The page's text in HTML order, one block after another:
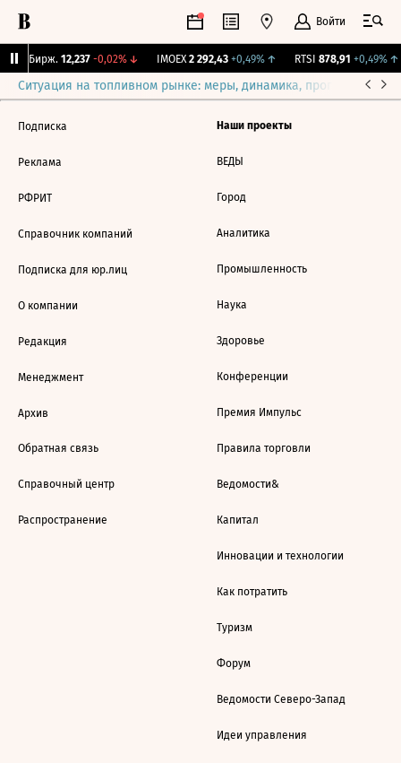
Войти
CNY Бирж. 12,237 -0,02%↓ IMOEX 2 292,43 +0,49%↑ RTSI 878,91 +0,49%↑
Ситуация на топливном рынке: меры, динамика, прогнозы
Подписка
Реклама
РФРИТ
Справочник компаний
Подписка для юр.лиц
О компании
Редакция
Менеджмент
Архив
Обратная связь
Справочный центр
Распространение
Наши проекты
ВЕДЫ
Город
Аналитика
Промышленность
Наука
Здоровье
Конференции
Премия Импульс
Правила торговли
Ведомости&
Капитал
Инновации и технологии
Как потратить
Туризм
Форум
Ведомости Северо-Запад
Идеи управления